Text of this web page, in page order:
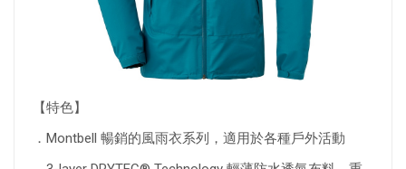
【特色】
．Montbell 暢銷的風雨衣系列，適用於各種戶外活動